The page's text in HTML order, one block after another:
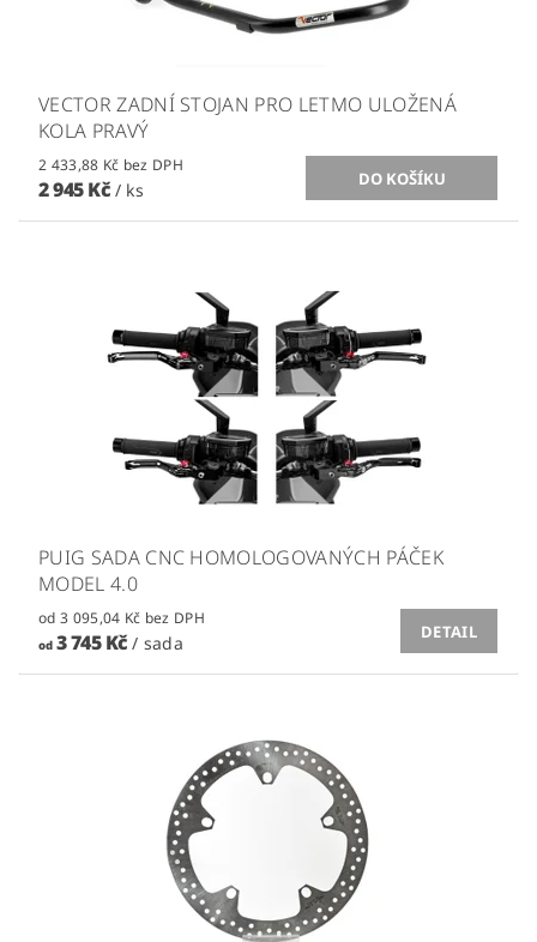
VECTOR ZADNÍ STOJAN PRO LETMO ULOŽENÁ
KOLA PRAVÝ
2 433,88 Kč bez DPH
2 945 Kč / ks
PUIG SADA CNC HOMOLOGOVANÝCH PÁČEK
MODEL 4.0
od 3 095,04 Kč bez DPH
od3 745 Kč/ sada
DETAIL